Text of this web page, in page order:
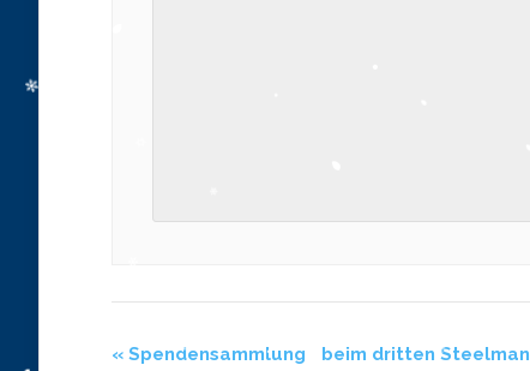
« Spendensammlung beim dritten Steelman